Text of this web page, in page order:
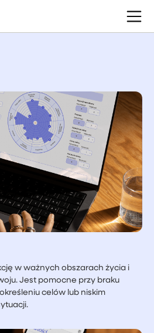
w ważnych obszarach życia i
Jest pomocne przy braku
celów lub niskim